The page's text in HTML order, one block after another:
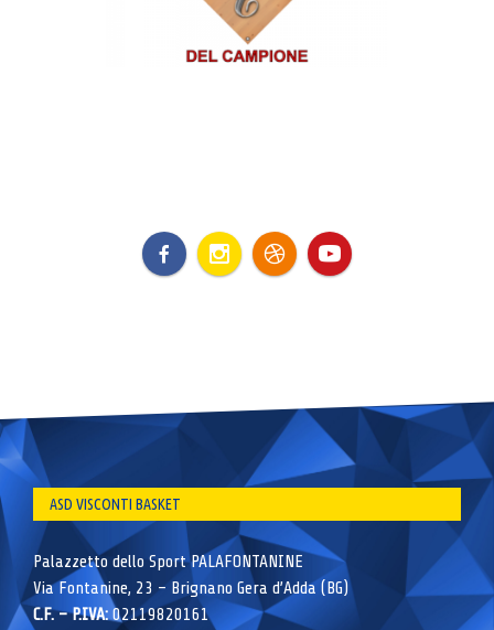
ASD VISCONTI BASKET
Palazzetto dello Sport PALAFONTANINE
Via Fontanine, 23 – Brignano Gera d’Adda (BG)
C.F. – P.IVA:02119820161